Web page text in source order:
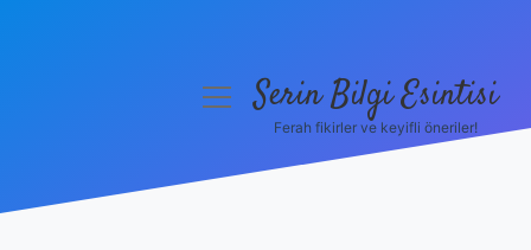
menüyüSerin Bilgi Esintisi
Ferah fikirler ve keyifli öneriler!